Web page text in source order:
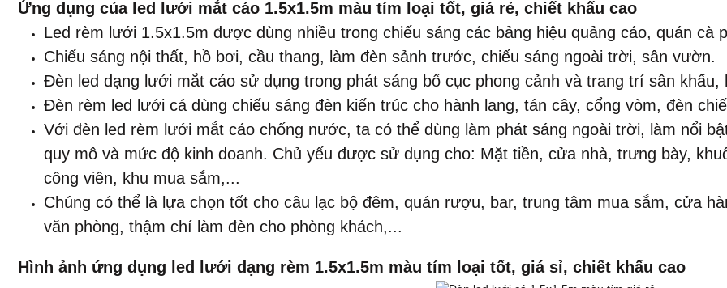
​Ứng dụng của led lưới mắt cáo 1.5x1.5m màu tím loại tốt, giá rẻ, chiết khấu cao
Led rèm lưới 1.5x1.5m được dùng nhiều trong chiếu sáng các bảng hiệu quảng cáo, quán cà
Chiếu sáng nội thất, hồ bơi, cầu thang, làm đèn sảnh trước, chiếu sáng ngoài trời, sân vườn.
Đèn led dạng lưới mắt cáo sử dụng trong phát sáng bố cục phong cảnh và trang trí sân
Đèn rèm led lưới cá dùng chiếu sáng đèn kiến ​​trúc cho hành lang, tán cây, cổng vòm, đèn
Với đèn led rèm lưới mắt cáo chống nước, ta có thể dùng làm phát sáng ngoài trời, làm nổi
quy mô và mức độ kinh doanh. Chủ yếu được sử dụng cho: Mặt tiền, cửa nhà, trưng bày,
công viên, khu mua sắm,...
Chúng có thể là lựa chọn tốt cho câu lạc bộ đêm, quán rượu, bar, trung tâm mua sắm, cửa
văn phòng, thậm chí làm đèn cho phòng khách,...
​Hình ảnh ứng dụng led lưới dạng rèm 1.5x1.5m màu tím loại tốt, giá sỉ, chiết khấu cao